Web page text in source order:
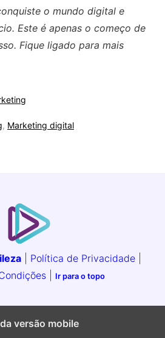
o mundo digital e
Este é apenas o começo de
Fique ligado para mais
, Marketing digital
Política de Privacidade
Ir para o topo
versão mobile